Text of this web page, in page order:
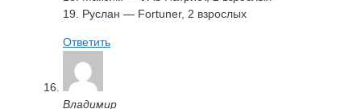
19. Руслан — Fortuner, 2 взрослых
Ответить
Владимир